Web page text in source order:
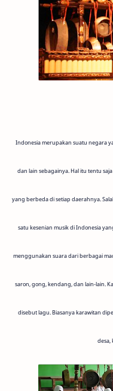
Indonesia merupakan suatu negara
dan lain sebagainya. Hal itu tentu
yang berbeda di setiap daerahnya.
satu kesenian musik di Indonesia
menggunakan suara dari berbagai
saron, gong, kendang, dan lain-lain.
disebut lagu. Biasanya karawitan
desa,